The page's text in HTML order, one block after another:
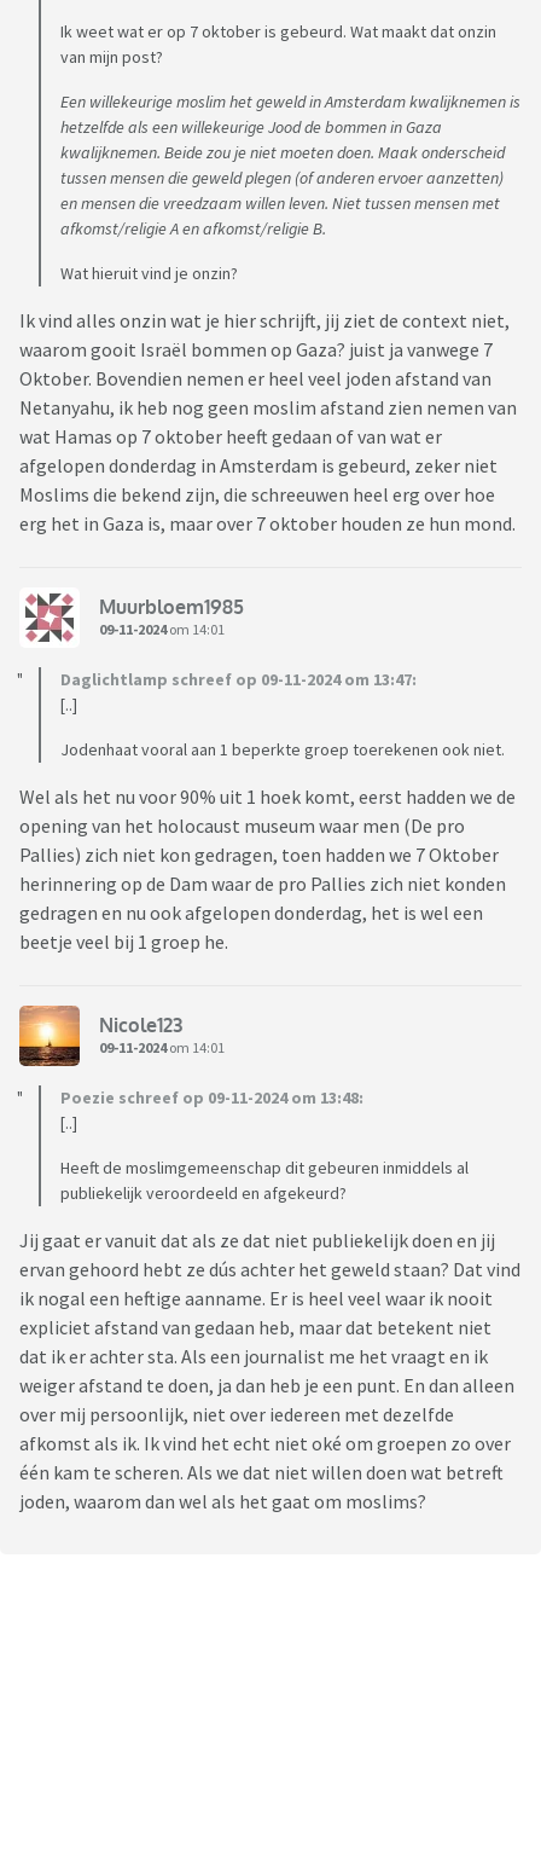
Ik weet wat er op 7 oktober is gebeurd. Wat maakt dat onzin
van mijn post?
Een willekeurige moslim het geweld in Amsterdam kwalijknemen is
hetzelfde als een willekeurige Jood de bommen in Gaza
kwalijknemen. Beide zou je niet moeten doen. Maak onderscheid
tussen mensen die geweld plegen (of anderen ervoer aanzetten)
en mensen die vreedzaam willen leven. Niet tussen mensen met
afkomst/religie A en afkomst/religie B.
Wat hieruit vind je onzin?
Ik vind alles onzin wat je hier schrijft, jij ziet de context niet,
waarom gooit Israël bommen op Gaza? juist ja vanwege 7
Oktober. Bovendien nemen er heel veel joden afstand van
Netanyahu, ik heb nog geen moslim afstand zien nemen van
wat Hamas op 7 oktober heeft gedaan of van wat er
afgelopen donderdag in Amsterdam is gebeurd, zeker niet
Moslims die bekend zijn, die schreeuwen heel erg over hoe
erg het in Gaza is, maar over 7 oktober houden ze hun mond.
Muurbloem1985
09-11-2024om 14:01
Daglichtlamp schreef op 09-11-2024 om 13:47:
[..]
Jodenhaat vooral aan 1 beperkte groep toerekenen ook niet.
Wel als het nu voor 90% uit 1 hoek komt, eerst hadden we de
opening van het holocaust museum waar men (De pro
Pallies) zich niet kon gedragen, toen hadden we 7 Oktober
herinnering op de Dam waar de pro Pallies zich niet konden
gedragen en nu ook afgelopen donderdag, het is wel een
beetje veel bij 1 groep he.
Nicole123
09-11-2024om 14:01
Poezie schreef op 09-11-2024 om 13:48:
[..]
Heeft de moslimgemeenschap dit gebeuren inmiddels al
publiekelijk veroordeeld en afgekeurd?
Jij gaat er vanuit dat als ze dat niet publiekelijk doen en jij
ervan gehoord hebt ze dús achter het geweld staan? Dat vind
ik nogal een heftige aanname. Er is heel veel waar ik nooit
expliciet afstand van gedaan heb, maar dat betekent niet
dat ik er achter sta. Als een journalist me het vraagt en ik
weiger afstand te doen, ja dan heb je een punt. En dan alleen
over mij persoonlijk, niet over iedereen met dezelfde
afkomst als ik. Ik vind het echt niet oké om groepen zo over
één kam te scheren. Als we dat niet willen doen wat betreft
joden, waarom dan wel als het gaat om moslims?